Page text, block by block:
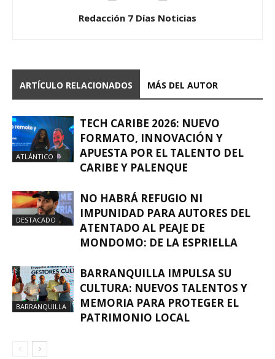
Redacción 7 Días Noticias
ARTÍCULO RELACIONADOS MÁS DEL AUTOR
ATLÁNTICO
TECH CARIBE 2026: NUEVO
FORMATO, INNOVACIÓN Y
APUESTA POR EL TALENTO DEL
CARIBE Y PALENQUE
DESTACADO
NO HABRÁ REFUGIO NI
IMPUNIDAD PARA AUTORES DEL
ATENTADO AL PEAJE DE
MONDOMO: DE LA ESPRIELLA
BARRANQUILLA
BARRANQUILLA IMPULSA SU
CULTURA: NUEVOS TALENTOS Y
MEMORIA PARA PROTEGER EL
PATRIMONIO LOCAL